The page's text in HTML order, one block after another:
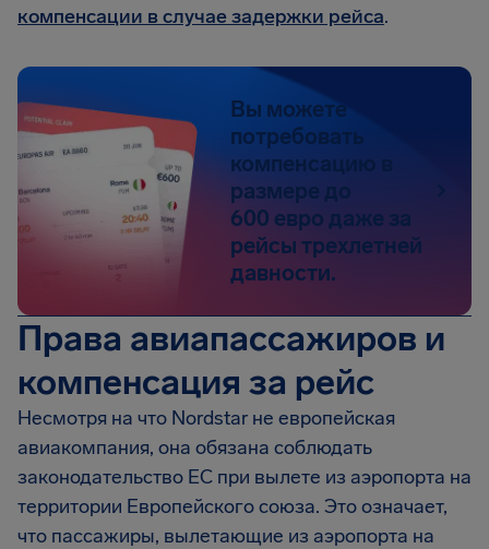
компенсации в случае задержки рейса.
Вы можете
потребовать
компенсацию в
размере до
600 евро даже за
рейсы трехлетней
давности.
Права авиапассажиров и
компенсация за рейс
Несмотря на что Nordstar не европейская
авиакомпания, она обязана соблюдать
законодательство ЕС при вылете из аэропорта на
территории Европейского союза. Это означает,
что пассажиры, вылетающие из аэропорта на